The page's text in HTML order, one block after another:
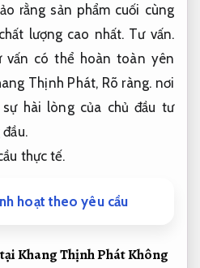
rằng sản phẩm cuối cùng
lượng cao nhất. Tư vấn.
vấn có thể hoàn toàn yên
Thịnh Phát, Rõ ràng. nơi
hài lòng của chủ đầu tư
thực tế.
hoạt theo yêu cầu
Khang Thịnh PhátKhông